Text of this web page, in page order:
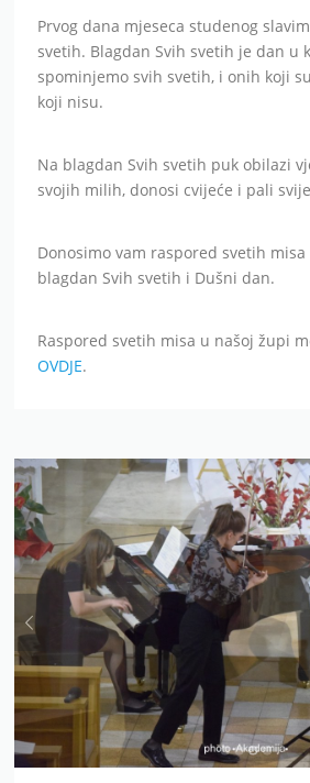
Prvog dana mjeseca studenog
svetih. Blagdan Svih svetih je dan u
spominjemo svih svetih, i onih koji
koji nisu.
Na blagdan Svih svetih puk obilazi
svojih milih, donosi cvijeće i pali
Donosimo vam raspored svetih
blagdan Svih svetih i Dušni dan.
Raspored svetih misa u našoj župi
OVDJE.